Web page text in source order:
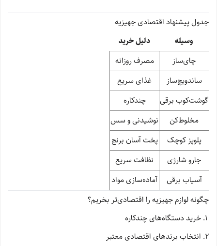
جدول پیشنهاد اقتصادی جهیزیه
وسیله
دلیل خرید
چای‌ساز
مصرف روزانه
ساندویچ‌ساز
غذای سریع
گوشت‌کوب برقی
چندکاره
مخلوط‌کن
نوشیدنی و سس
پلوپز کوچک
پخت آسان برنج
جارو شارژی
نظافت سریع
آسیاب برقی
آماده‌سازی مواد
چگونه لوازم جهیزیه را اقتصادی‌تر بخریم؟
خرید دستگاه‌های چندکاره
انتخاب برندهای اقتصادی معتبر